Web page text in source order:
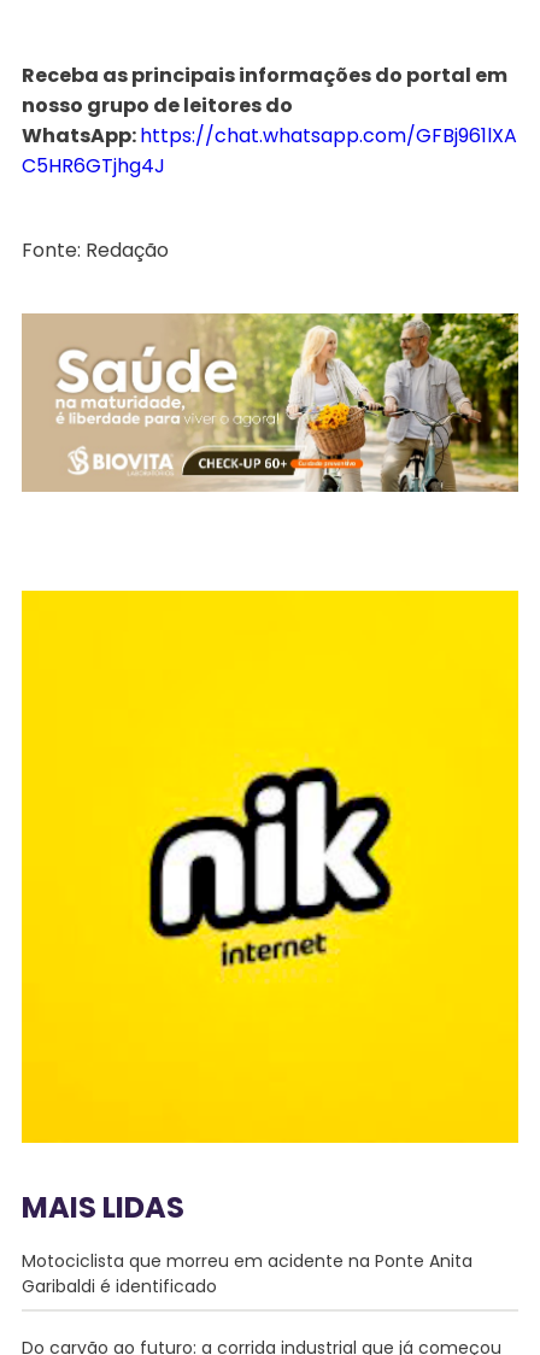
Receba as principais informações do portal em
nosso grupo de leitores do
WhatsApp:https://chat.whatsapp.com/GFBj961lXA
C5HR6GTjhg4J
Fonte: Redação
MAIS LIDAS
Motociclista que morreu em acidente na Ponte Anita
Garibaldi é identificado
Do carvão ao futuro: a corrida industrial que já começou